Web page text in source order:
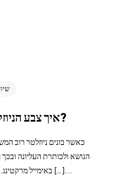
איך צבע הניוזלטר משפיע על התוצאות?
כאשר בונים ניוזלטר רוב
הנושא ולכותרת העליונה
באימייל מרקטינג.אך, נושא העיצוב שמתפספס בבניית […]...